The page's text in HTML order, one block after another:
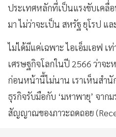
ประเทศหลักที่เป็นแรงขับเคลื่
มา ไม่ว่าจะเป็น สหรัฐ ยุโรป แ
ไม่ได้มีแค่เฉพาะ ไอเอ็มเอฟ เ
เศรษฐกิจโลกในปี 2566 ว่าจ
ก่อนหน้านี้ไม่นาน เราเห็นสำนั
ธุรกิจรับมือกับ ‘มหาพายุ’ จาก
สัญญาณของภาวะถดถอย